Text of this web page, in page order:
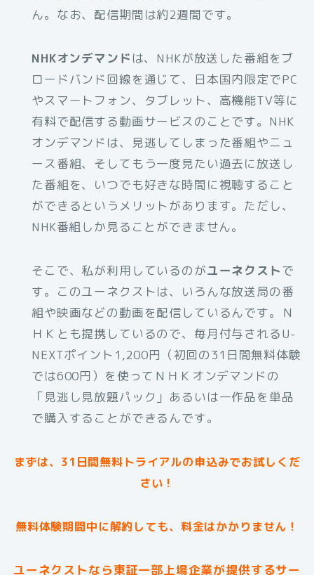
ん。なお、配信期間は約2週間です。
NHKオンデマンド は、NHKが放送した番組をブ
ロードバンド回線を通じて、日本国内限定でPC
やスマートフォン、タブレット、高機能TV等に
有料で配信する動画サービスのことです。NHK
オンデマンドは、見逃してしまった番組やニュ
ース番組、そしてもう一度見たい過去に放送し
た番組を、いつでも好きな時間に視聴すること
ができるというメリットがあります。ただし、
NHK番組しか見ることができません。
そこで、私が利用しているのがユーネクストで
す。このユーネクストは、いろんな放送局の番
組や映画などの動画を配信しているんです。Ｎ
ＨＫとも提携しているので、毎月付与されるU-
NEXTポイント1,200円（初回の31日間無料体験
では600円）を使ってＮＨＫオンデマンドの
「見逃し見放題パック」あるいは一作品を単品
で購入することができるんです。
まずは、31日間無料トライアルの申込みでお試しくだ
さい！
無料体験期間中に解約しても、料金はかかりません！
ユーネクストなら東証一部上場企業が提供するサー